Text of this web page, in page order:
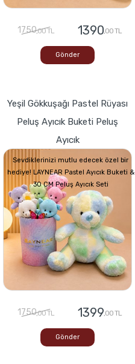
1750,00 TL 1390,00 TL
Gönder
Yeşil Gökkuşağı Pastel Rüyası
Peluş Ayıcık Buketi Peluş
Ayıcık
Sevdiklerinizi mutlu edecek özel bir
hediye! LAYNEAR Pastel Ayıcık Buketi &
30 CM Peluş Ayıcık Seti
1750,00 TL 1399,00 TL
Gönder